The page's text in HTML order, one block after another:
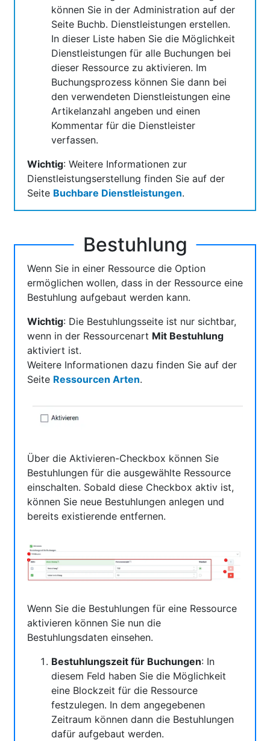
können Sie in der Administration auf der
Seite Buchb. Dienstleistungen erstellen.
In dieser Liste haben Sie die Möglichkeit
Dienstleistungen für alle Buchungen bei
dieser Ressource zu aktivieren. Im
Buchungsprozess können Sie dann bei
den verwendeten Dienstleistungen eine
Artikelanzahl angeben und einen
Kommentar für die Dienstleister
verfassen.
Wichtig: Weitere Informationen zur
Dienstleistungserstellung finden Sie auf der
Seite Buchbare Dienstleistungen.
Bestuhlung
Wenn Sie in einer Ressource die Option
ermöglichen wollen, dass in der Ressource eine
Bestuhlung aufgebaut werden kann.
Wichtig: Die Bestuhlungsseite ist nur sichtbar,
wenn in der Ressourcenart Mit Bestuhlung
aktiviert ist.
Weitere Informationen dazu finden Sie auf der
Seite Ressourcen Arten.
Über die Aktivieren-Checkbox können Sie
Bestuhlungen für die ausgewählte Ressource
einschalten. Sobald diese Checkbox aktiv ist,
können Sie neue Bestuhlungen anlegen und
bereits existierende entfernen.
Wenn Sie die Bestuhlungen für eine Ressource
aktivieren können Sie nun die
Bestuhlungsdaten einsehen.
Bestuhlungszeit für Buchungen: In
diesem Feld haben Sie die Möglichkeit
eine Blockzeit für die Ressource
festzulegen. In dem angegebenen
Zeitraum können dann die Bestuhlungen
dafür aufgebaut werden.